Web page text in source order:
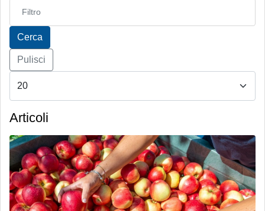
Inserisci parte del titolo
Cerca
Pulisci
Articoli